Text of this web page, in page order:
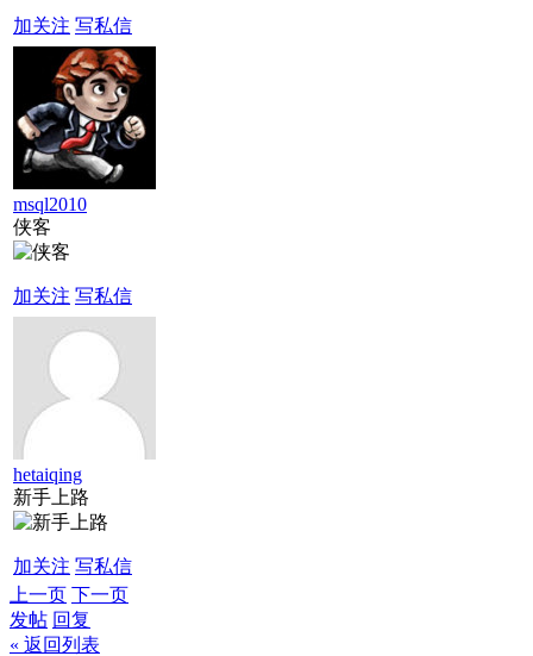
加关注 写私信
msql2010
侠客
加关注 写私信
hetaiqing
新手上路
加关注 写私信
上一页 下一页
发帖 回复
« 返回列表